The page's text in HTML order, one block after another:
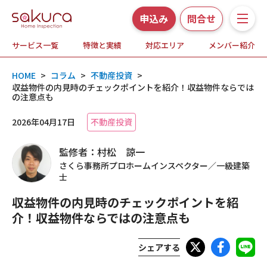
申込み 問合せ
サービス一覧 特徴と実績 対応エリア メンバー紹介
サービス一覧
さくら事務所の特徴と実績
ホームインスペクションとは
対応エリア
メンバー紹介
よくある質問
お知らせ・プレスリリース
HOME > コラム > 不動産投資 >
収益物件の内見時のチェックポイントを紹介！収益物件ならでは
の注意点も
2026年04月17日 不動産投資
監修者：村松 諒一
さくら事務所プロホームインスペクター／一級建築
士
収益物件の内見時のチェックポイントを紹
介！収益物件ならではの注意点も
シェアする